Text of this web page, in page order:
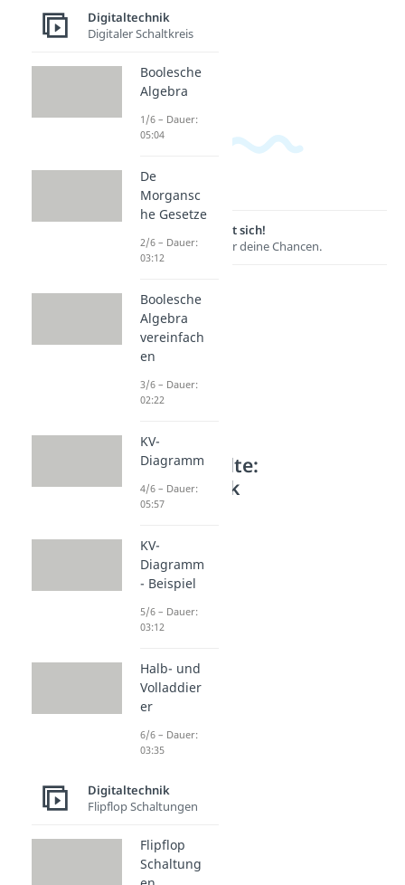
Lernen lohnt sich!
Entdecke hier deine Chancen.
Weitere Inhalte:
Digitaltechnik
Logikgatter
Dauer: 03:46
UND - Gatter
Dauer: 02:49
ODER - Gatter
Dauer: 02:27
Dauer: 02:13
NAND - Gatter
Dauer: 01:55
NOR - Gatter
Dauer: 02:12
XOR - Gatter
XNOR - Gatter
Dauer: 03:54
Digitaltechnik
Digitaler Schaltkreis
Boolesche
Algebra
1/6 – Dauer:
05:04
De
Morgansc
he Gesetze
2/6 – Dauer:
03:12
Boolesche
Algebra
vereinfach
en
3/6 – Dauer:
02:22
KV-
Diagramm
4/6 – Dauer:
05:57
KV-
Diagramm
- Beispiel
5/6 – Dauer:
03:12
Halb- und
Volladdier
er
6/6 – Dauer:
03:35
Digitaltechnik
Flipflop Schaltungen
Flipflop
Schaltung